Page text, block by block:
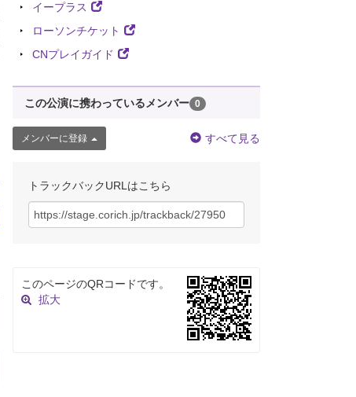
イープラス
ローソンチケット
CNプレイガイド
この公演に携わっているメンバー 0
メンバーに登録 すべて見る
トラックバックURLはこちら
このページのQRコードです。
拡大